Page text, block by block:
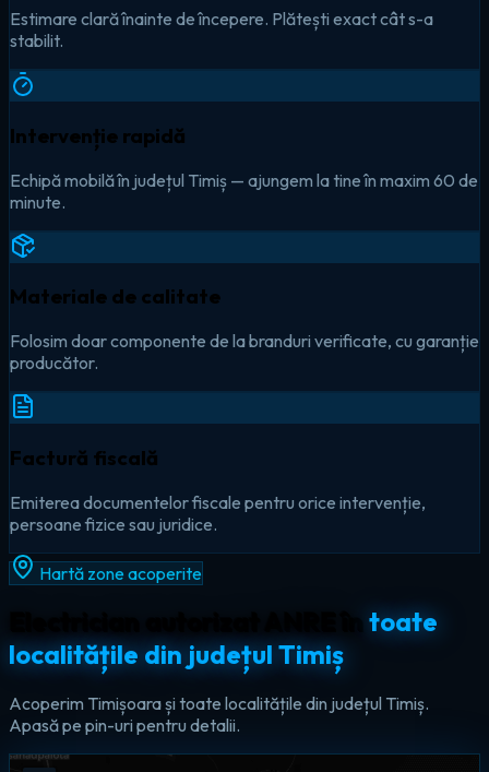
Estimare clară înainte de începere. Plătești exact cât s-a
stabilit.
Intervenție rapidă
Echipă mobilă în județul Timiș — ajungem la tine în maxim 60 de
minute.
Materiale de calitate
Folosim doar componente de la branduri verificate, cu garanție
producător.
Factură fiscală
Emiterea documentelor fiscale pentru orice intervenție,
persoane fizice sau juridice.
Hartă zone acoperite
toate
localitățile din județul Timiș
Acoperim Timișoara și toate localitățile din județul Timiș.
Apasă pe pin-uri pentru detalii.